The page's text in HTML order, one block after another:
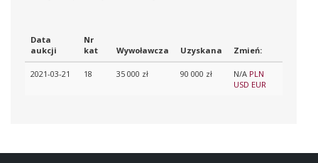
Data
aukcji
Nr
kat
Wywoławcza Uzyskana Zmień:
2021-03-21 18 35 000 zł 90 000 zł N/A PLN
USD EUR